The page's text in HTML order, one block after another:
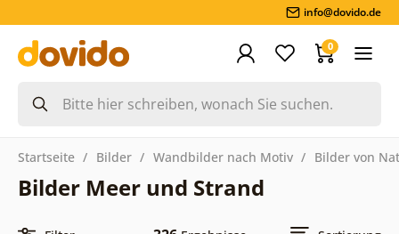
info@dovido.de
0
Startseite Bilder Wandbilder nach Motiv Bilder von
Bilder Meer und Strand